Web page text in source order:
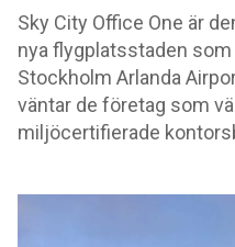
Sky City Office One är
nya flygplatsstaden
Stockholm Arlanda
väntar de företag som
miljöcertifierade